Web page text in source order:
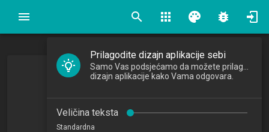
search apps palette bug_report
Korporacijsko upravljanje
Corporate Governance
2018/2019
Prilagodite dizajn aplikacije sebi
dizajn aplikacije kako Vama odgovara.
Veličina teksta
Standardna